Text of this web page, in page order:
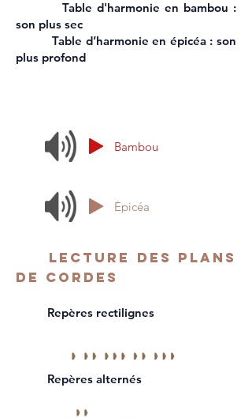
Table d'harmonie en bambou :
son plus sec
Table d’harmonie en épicéa : son
plus profond
LECTURE Des PLANs
DE CORDEs
Repères rectilignes
Repères alternés
Bambou
Épicéa